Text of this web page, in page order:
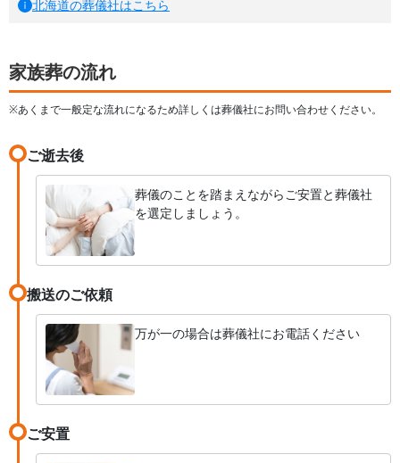
北海道の葬儀社はこちら
家族葬の流れ
※あくまで一般定な流れになるため詳しくは葬儀社にお問い合わせください。
ご逝去後
葬儀のことを踏まえながらご安置と葬儀社
を選定しましょう。
搬送のご依頼
万が一の場合は葬儀社にお電話ください
ご安置